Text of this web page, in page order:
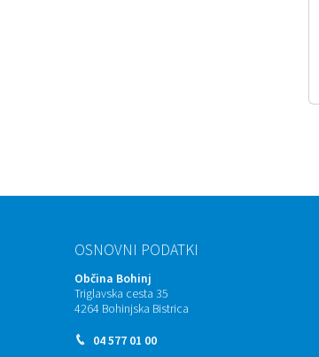
OSNOVNI PODATKI
Občina Bohinj
Triglavska cesta 35
4264 Bohinjska Bistrica
04 577 01 00